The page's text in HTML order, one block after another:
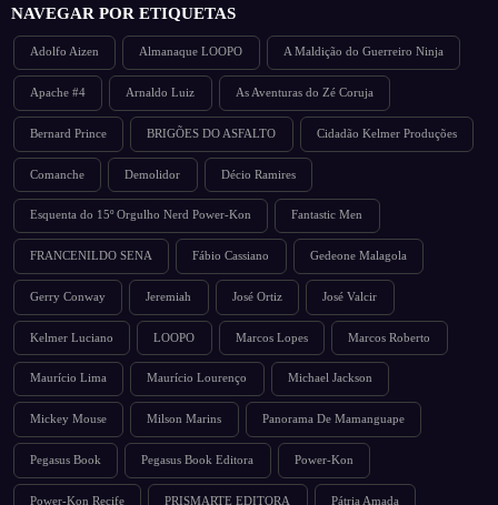
NAVEGAR POR ETIQUETAS
Adolfo Aizen Almanaque LOOPO A Maldição do Guerreiro Ninja
Apache #4 Arnaldo Luiz As Aventuras do Zé Coruja
Bernard Prince BRIGÕES DO ASFALTO Cidadão Kelmer Produções
Comanche Demolidor Décio Ramires
Esquenta do 15º Orgulho Nerd Power-Kon Fantastic Men
FRANCENILDO SENA Fábio Cassiano Gedeone Malagola
Gerry Conway Jeremiah José Ortiz José Valcir
Kelmer Luciano LOOPO Marcos Lopes Marcos Roberto
Maurício Lima Maurício Lourenço Michael Jackson
Mickey Mouse Milson Marins Panorama De Mamanguape
Pegasus Book Pegasus Book Editora Power-Kon
Power-Kon Recife PRISMARTE EDITORA Pátria Amada